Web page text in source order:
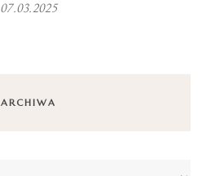
07.03.2025
ARCHIWA